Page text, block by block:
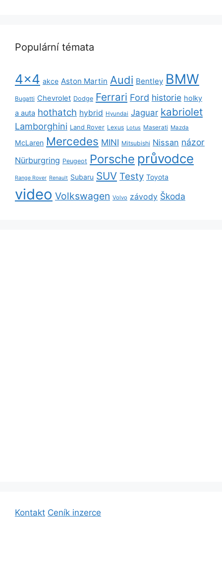
Populární témata
4x4 akce Aston Martin Audi Bentley BMW
Bugatti Chevrolet Dodge Ferrari Ford historie holky
a auta hothatch hybrid Hyundai Jaguar kabriolet
Lamborghini Land Rover Lexus Lotus Maserati Mazda
McLaren Mercedes MINI Mitsubishi Nissan názor
Nürburgring Peugeot Porsche průvodce
Range Rover Renault Subaru SUV Testy Toyota
video Volkswagen Volvo závody Škoda
Kontakt Ceník inzerce